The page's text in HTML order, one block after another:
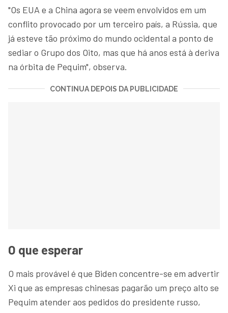
"Os EUA e a China agora se veem envolvidos em um
conflito provocado por um terceiro país, a Rússia, que
já esteve tão próximo do mundo ocidental a ponto de
sediar o Grupo dos Oito, mas que há anos está à deriva
na órbita de Pequim", observa.
CONTINUA DEPOIS DA PUBLICIDADE
O que esperar
O mais provável é que Biden concentre-se em advertir
Xi que as empresas chinesas pagarão um preço alto se
Pequim atender aos pedidos do presidente russo,